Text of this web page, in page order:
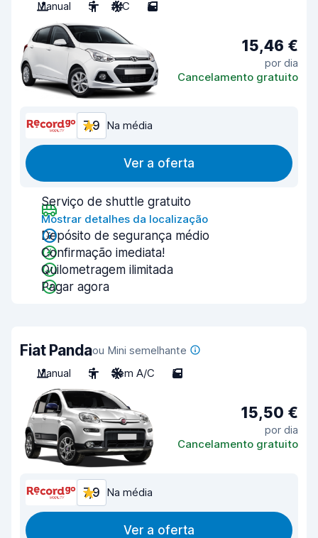
Manual 5 A/C 5
15,46 €
por dia
Cancelamento gratuito
7,9 Na média
Ver a oferta
Serviço de shuttle gratuito
Mostrar detalhes da localização
Depósito de segurança médio
Confirmação imediata!
Quilometragem ilimitada
Pagar agora
Fiat Pandaou Mini semelhante
Manual
5 Sem A/C 5
15,50 €
por dia
Cancelamento gratuito
7,9 Na média
Ver a oferta